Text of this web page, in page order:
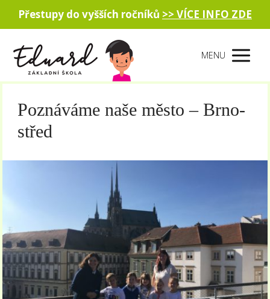
Přestupy do vyšších ročníků >> VÍCE INFO ZDE
MENU
Poznáváme naše město – Brno-
střed